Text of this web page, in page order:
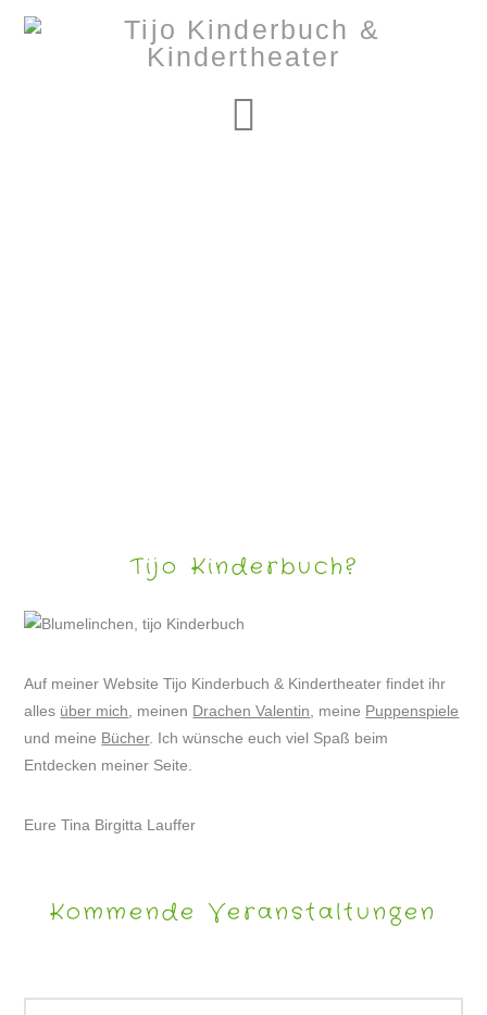
Tijo Kinderbuch?
Auf meiner Website Tijo Kinderbuch & Kindertheater findet ihr
alles über mich , meinen Drachen Valentin , meine Puppenspiele
und meine Bücher. Ich wünsche euch viel Spaß beim
Entdecken meiner Seite.
Eure Tina Birgitta Lauffer
Kommende Veranstaltungen